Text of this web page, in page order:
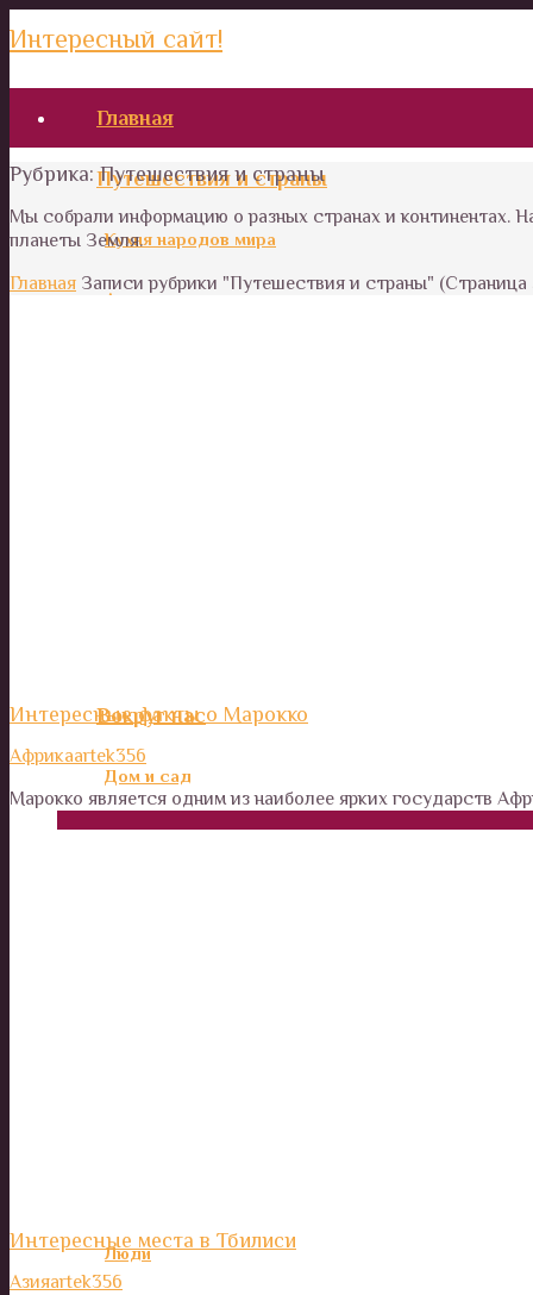
Интересный сайт!
Главная
Путешествия и страны
Кухня народов мира
Австралия
Вокруг нас
Дом и сад
Наши деньги
Люди
Рубрика:Путешествия и страны
Мы собрали информацию о разных странах и континентах.
планеты Земля.
Главная Записи рубрики "Путешествия и страны" (Страница
Интересные факты о Марокко
Африкаartek356
Марокко является одним из наиболее ярких государств
Интересные места в Тбилиси
Азияartek356